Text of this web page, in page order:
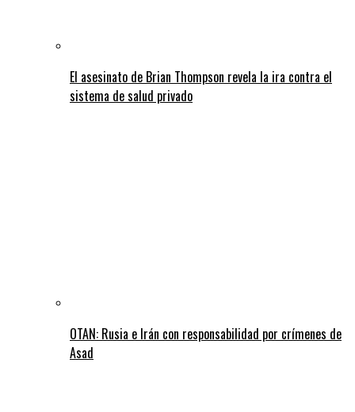
El asesinato de Brian Thompson revela la ira contra el
sistema de salud privado
OTAN: Rusia e Irán con responsabilidad por crímenes de
Asad